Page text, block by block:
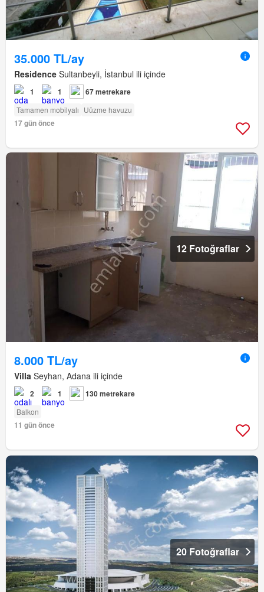
35.000 TL/ay
Residence Sultanbeyli, İstanbul ili içinde
1 1 67 metrekare
Tamamen mobilyalı Uüzme havuzu
17 gün önce
12 Fotoğraflar
8.000 TL/ay
Villa Seyhan, Adana ili içinde
2 1 130 metrekare
Balkon
11 gün önce
20 Fotoğraflar